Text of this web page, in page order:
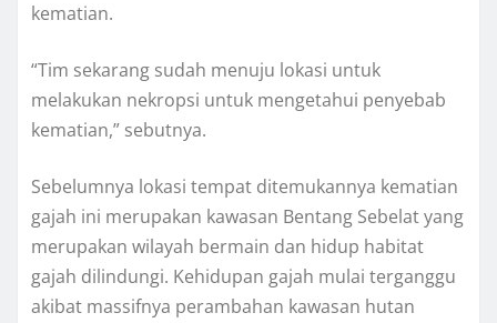
kematian.
“Tim sekarang sudah menuju lokasi untuk
melakukan nekropsi untuk mengetahui penyebab
kematian,” sebutnya.
Sebelumnya lokasi tempat ditemukannya kematian
gajah ini merupakan kawasan Bentang Sebelat yang
merupakan wilayah bermain dan hidup habitat
gajah dilindungi. Kehidupan gajah mulai terganggu
akibat massifnya perambahan kawasan hutan